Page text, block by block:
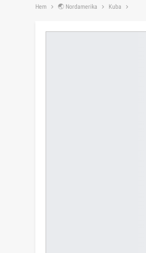
Hem 🌏 Nordamerika Kuba